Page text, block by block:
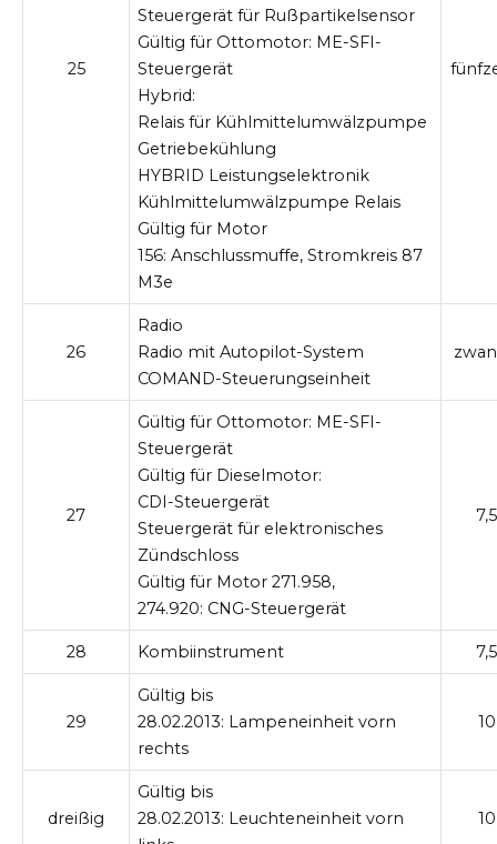
25
Steuergerät für Rußpartikelsensor
Gültig für Ottomotor: ME-SFI-
Steuergerät
Hybrid:
Relais für Kühlmittelumwälzpumpe
Getriebekühlung
HYBRID Leistungselektronik
Kühlmittelumwälzpumpe Relais
Gültig für Motor
156: Anschlussmuffe, Stromkreis 87
M3e
26
Radio
Radio mit Autopilot-System
COMAND-Steuerungseinheit
27
Gültig für Ottomotor: ME-SFI-
Steuergerät
Gültig für Dieselmotor:
CDI-Steuergerät
Steuergerät für elektronisches
Zündschloss
Gültig für Motor 271.958,
274.920: CNG-Steuergerät
7,5
28 Kombiinstrument 7,5
29
Gültig bis
28.02.2013: Lampeneinheit vorn
rechts
10
dreißig
Gültig bis
28.02.2013: Leuchteneinheit vorn
10